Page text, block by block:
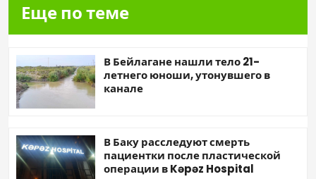
Еще по теме
В Бейлагане нашли тело 21-
летнего юноши, утонувшего в
канале
В Баку расследуют смерть
пациентки после пластической
операции в Kəpəz Hospital